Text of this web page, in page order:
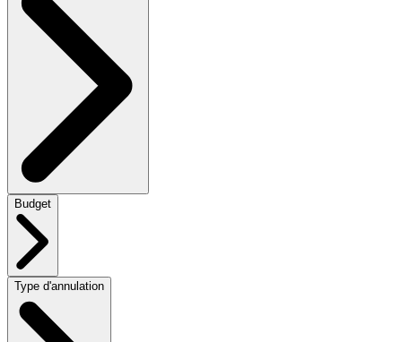
Budget
Type d'annulation